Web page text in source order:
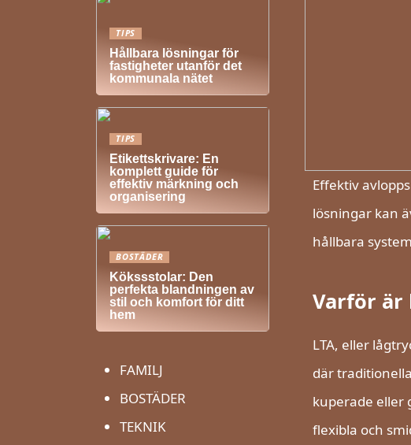
Effektiv
lösningar kan
hållbara
Varför är
LTA, eller
där
kuperade eller
flexibla och
TIPS
Hållbara lösningar för
fastigheter utanför det
kommunala nätet
TIPS
Etikettskrivare: En
komplett guide för
effektiv märkning och
organisering
BOSTÄDER
Kökssstolar: Den
perfekta blandningen av
stil och komfort för ditt
hem
FAMILJ
BOSTÄDER
TEKNIK